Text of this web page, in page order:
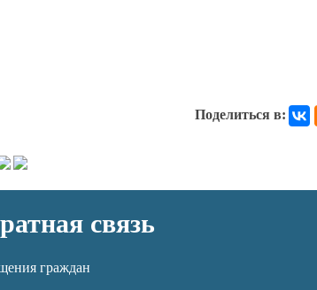
Поделиться в:
связь
граждан